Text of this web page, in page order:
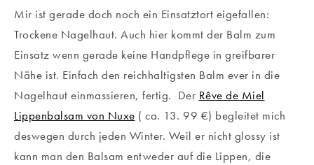
Mir ist gerade doch noch ein Einsatztort eigefallen:
Trockene Nagelhaut. Auch hier kommt der Balm zum
Einsatz wenn gerade keine Handpflege in greifbarer
Nähe ist. Einfach den reichhaltigsten Balm ever in die
Nagelhaut einmassieren, fertig. Der Rêve de Miel
Lippenbalsam von Nuxe ( ca. 13. 99 €) begleitet mich
deswegen durch jeden Winter. Weil er nicht glossy ist
kann man den Balsam entweder auf die Lippen, die